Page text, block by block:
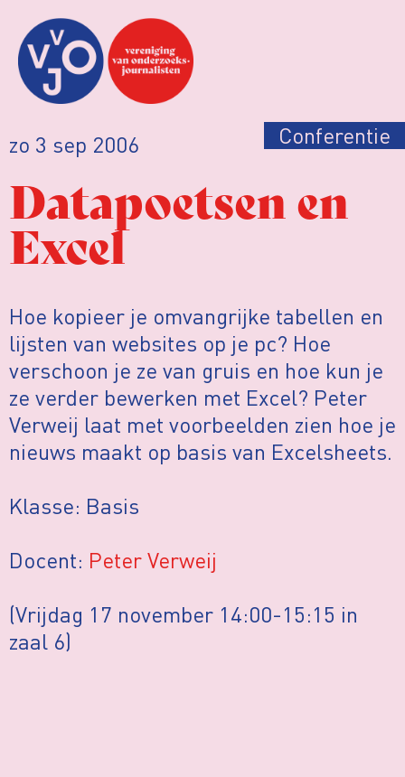
zo 3 sep 2006 Conferentie
Datapoetsen en
Excel
Hoe kopieer je omvangrijke tabellen en
lijsten van websites op je pc? Hoe
verschoon je ze van gruis en hoe kun je
ze verder bewerken met Excel? Peter
Verweij laat met voorbeelden zien hoe je
nieuws maakt op basis van Excelsheets.
Klasse: Basis
Docent: Peter Verweij
(Vrijdag 17 november 14:00-15:15 in
zaal 6)